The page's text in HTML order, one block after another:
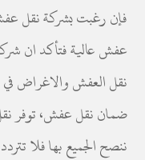
فإن رغبت بشركة نقل
عفش عالية فتأكد ان
نقل العفش والاغراض في
ضمان نقل عفش، توفر
ننصح الجميع بها فلا